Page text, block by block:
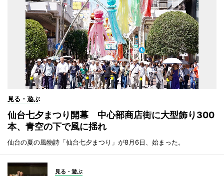
見る・遊ぶ
仙台七夕まつり開幕 中心部商店街に大型飾り300
本、青空の下で風に揺れ
仙台の夏の風物詩「仙台七夕まつり」が8月6日、始まった。
見る・遊ぶ